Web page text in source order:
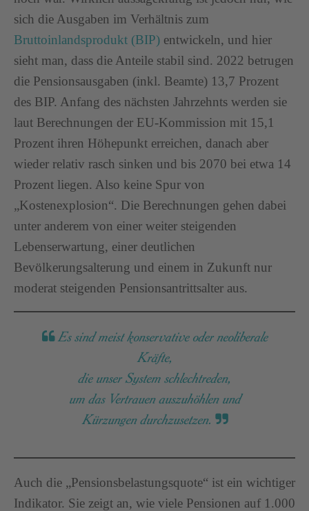
sich die Ausgaben im Verhältnis zum
Bruttoinlandsprodukt (BIP) entwickeln, und hier
sieht man, dass die Anteile stabil sind. 2022 betrugen
die Pensionsausgaben (inkl. Beamte) 13,7 Prozent
des BIP. Anfang des nächsten Jahrzehnts werden sie
laut Berechnungen der EU-Kommission mit 15,1
Prozent ihren Höhepunkt erreichen, danach aber
wieder relativ rasch sinken und bis 2070 bei etwa 14
Prozent liegen. Also keine Spur von
„Kostenexplosion“. Die Berechnungen gehen dabei
unter anderem von einer weiter steigenden
Lebenserwartung, einer deutlichen
Bevölkerungsalterung und einem in Zukunft nur
moderat steigenden Pensionsantrittsalter aus.
Es sind meist konservative oder neoliberale
Kräfte,
die unser System schlechtreden,
um das Vertrauen auszuhöhlen und
Kürzungen durchzusetzen.
Auch die „Pensionsbelastungsquote“ ist ein wichtiger
Indikator. Sie zeigt an, wie viele Pensionen auf 1.000